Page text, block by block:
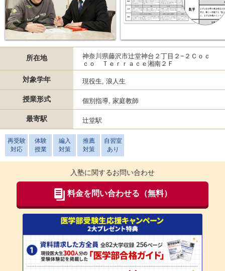
所在地
神奈川県藤沢市辻堂神台２丁目２−２Ｃｏｃ
ｃｏ Ｔｅｒｒａｃｅ湘南２Ｆ
対象学年 現役生, 浪人生
授業形式 個別指導, 家庭教師
最寄駅 辻堂駅
再受験
対応
体験
授業
編入
対策
推薦
対策
自習室
あり
入塾に関するお問い合わせ
料金を問い合わせる（無料）